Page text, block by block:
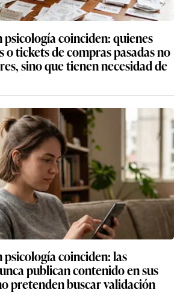
psicología coinciden: quienes
o tickets de compras pasadas no
sino que tienen necesidad de
psicología coinciden: las
publican contenido en sus
pretenden buscar validación